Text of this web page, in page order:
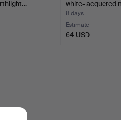
white-lacquered
8 days
Estimate
64 USD